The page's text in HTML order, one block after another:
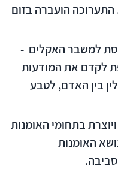
התערוכה הועברה בזום
למשבר האקלים -
לקדם את המודעות
בין האדם, לטבע
בתחומי האומנות
האומנות